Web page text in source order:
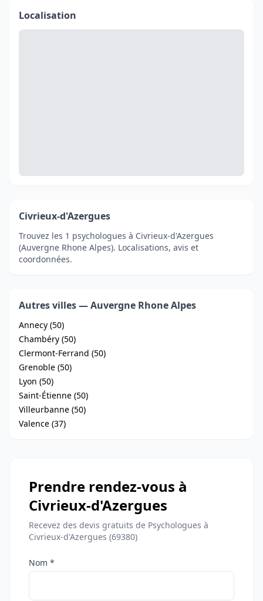
Localisation
Civrieux-d'Azergues
Trouvez les 1 psychologues à Civrieux-d'Azergues
(Auvergne Rhone Alpes). Localisations, avis et
coordonnées.
Autres villes — Auvergne Rhone Alpes
Annecy (50)
Chambéry (50)
Clermont-Ferrand (50)
Grenoble (50)
Lyon (50)
Saint-Étienne (50)
Villeurbanne (50)
Valence (37)
Prendre rendez-vous à
Civrieux-d'Azergues
Recevez des devis gratuits de Psychologues à
Civrieux-d'Azergues (69380)
Nom *